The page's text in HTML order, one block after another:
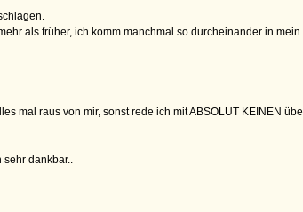
als früher, ich komm manchmal so durcheinander in
mal raus von mir, sonst rede ich mit ABSOLUT KEINEN
sehr dankbar..